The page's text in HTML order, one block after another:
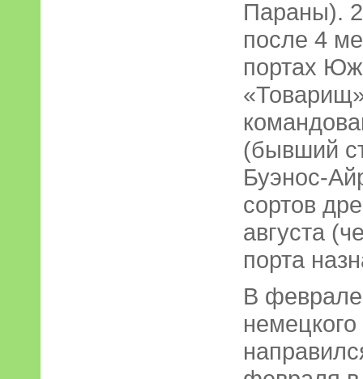
Параны).
после 4
портах
(бывший
Буэнос-
сортов
августа
порта
В